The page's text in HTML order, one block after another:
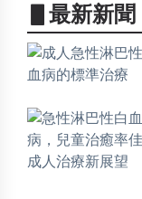
▋最新新聞